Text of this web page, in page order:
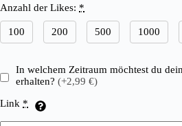
Anzahl der Likes: *
100 200 500 1000
In welchem Zeitraum möchtest du
erhalten? (+2,99 €)
Link *